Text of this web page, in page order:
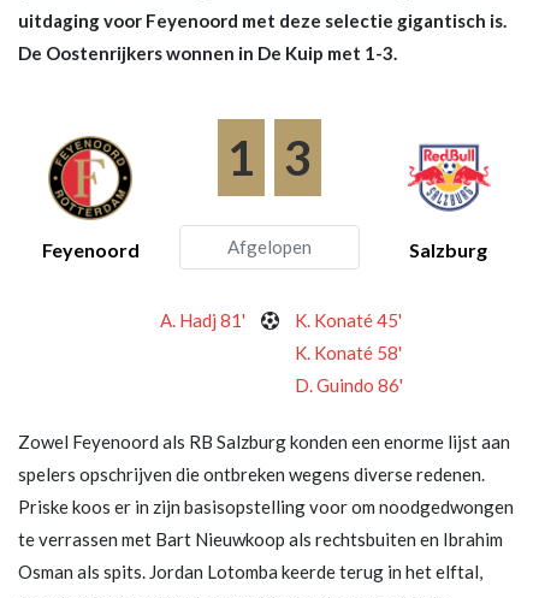
uitdaging voor Feyenoord met deze selectie gigantisch is.
De Oostenrijkers wonnen in De Kuip met 1-3.
Feyenoord
1 3
Afgelopen Salzburg
A. Hadj 81'
K. Konaté 45'
K. Konaté 58'
D. Guindo 86'
Zowel Feyenoord als RB Salzburg konden een enorme lijst aan
spelers opschrijven die ontbreken wegens diverse redenen.
Priske koos er in zijn basisopstelling voor om noodgedwongen
te verrassen met Bart Nieuwkoop als rechtsbuiten en Ibrahim
Osman als spits. Jordan Lotomba keerde terug in het elftal,